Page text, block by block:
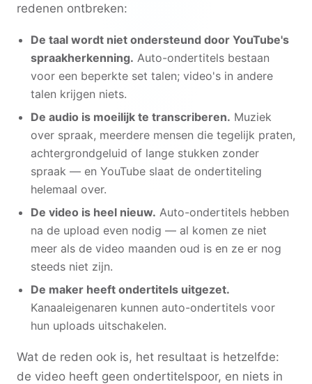
redenen ontbreken:
De taal wordt niet ondersteund door YouTube's
spraakherkenning. Auto-ondertitels bestaan
voor een beperkte set talen; video's in andere
talen krijgen niets.
De audio is moeilijk te transcriberen. Muziek
over spraak, meerdere mensen die tegelijk praten,
achtergrondgeluid of lange stukken zonder
spraak — en YouTube slaat de ondertiteling
helemaal over.
De video is heel nieuw. Auto-ondertitels hebben
na de upload even nodig — al komen ze niet
meer als de video maanden oud is en ze er nog
steeds niet zijn.
De maker heeft ondertitels uitgezet.
Kanaaleigenaren kunnen auto-ondertitels voor
hun uploads uitschakelen.
Wat de reden ook is, het resultaat is hetzelfde:
de video heeft geen ondertitelspoor, en niets in